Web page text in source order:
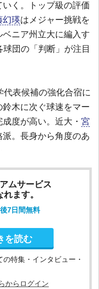
く。トップ級の評価
幻瑛はメジャー挑戦を
ニア州立大に編入す
団の「判断」が注目
表候補の強化合宿に
木に次ぐ球速をマー
度が高い。近大・ 宮
。長身から角度のあ
ムサービス
ます。
7日間無料
を読む
特集・インタビュー・
からログイン